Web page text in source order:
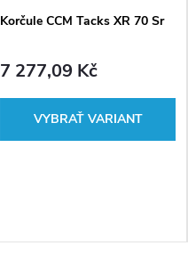
Korčule CCM Tacks XR 70 Sr
7 277,09 Kč